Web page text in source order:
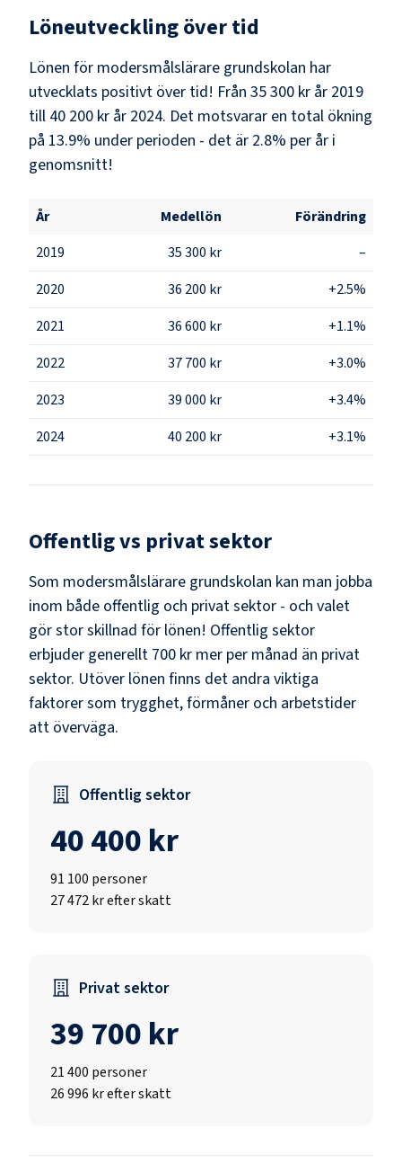
Löneutveckling över tid
Lönen för modersmålslärare grundskolan har
utvecklats positivt över tid! Från 35 300 kr år 2019
till 40 200 kr år 2024. Det motsvarar en total ökning
på 13.9% under perioden - det är 2.8% per år i
genomsnitt!
År Medellön
Förändring
2019
35 300 kr
–
2020
36 200 kr
+2.5%
2021
36 600 kr
+1.1%
2022
37 700 kr
+3.0%
2023
39 000 kr
+3.4%
2024
40 200 kr +3.1%
Offentlig vs privat sektor
Som modersmålslärare grundskolan kan man jobba
inom både offentlig och privat sektor - och valet
gör stor skillnad för lönen! Offentlig sektor
erbjuder generellt 700 kr mer per månad än privat
sektor. Utöver lönen finns det andra viktiga
faktorer som trygghet, förmåner och arbetstider
att överväga.
Offentlig sektor
40 400 kr
91 100 personer
27 472 kr efter skatt
Privat sektor
39 700 kr
21 400 personer
26 996 kr efter skatt